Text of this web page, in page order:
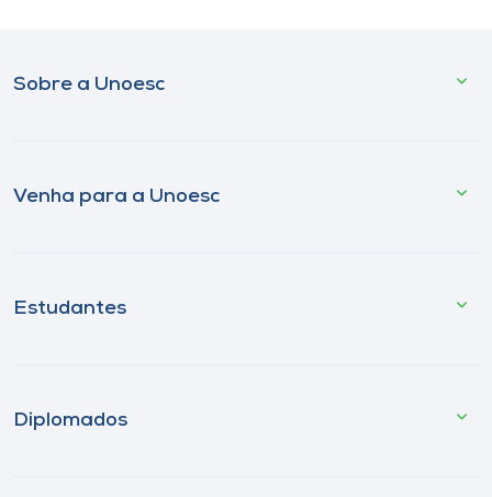
Sobre a Unoesc
Venha para a Unoesc
Estudantes
Diplomados